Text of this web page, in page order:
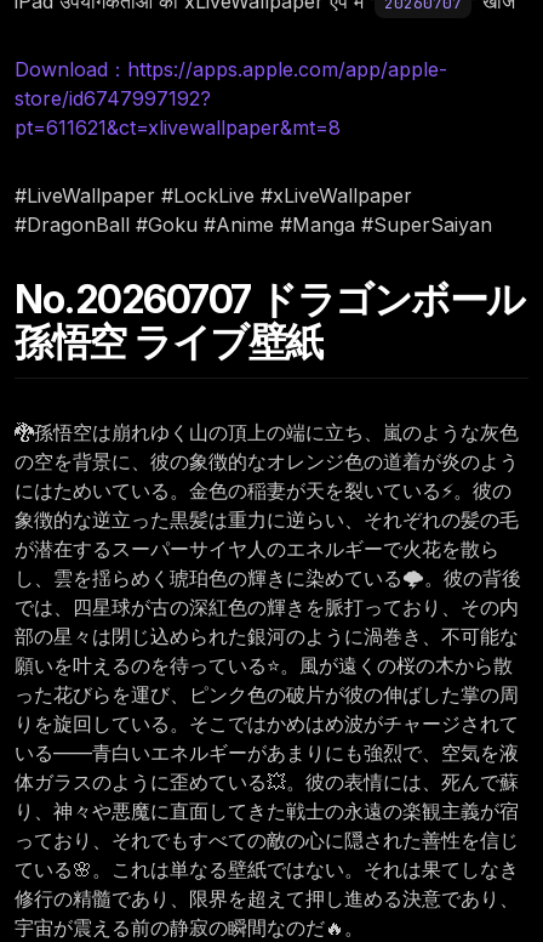
Download：https://apps.apple.com/app/apple-
store/id6747997192?
pt=611621&ct=xlivewallpaper&mt=8
#LiveWallpaper #LockLive #xLiveWallpaper
#DragonBall #Goku #Anime #Manga #SuperSaiyan
No.20260707 ドラゴンボール
孫悟空 ライブ壁紙
🐉孫悟空は崩れゆく山の頂上の端に立ち、嵐のような灰色
の空を背景に、彼の象徴的なオレンジ色の道着が炎のよう
にはためいている。金色の稲妻が天を裂いている⚡。彼の
象徴的な逆立った黒髪は重力に逆らい、それぞれの髪の毛
が潜在するスーパーサイヤ人のエネルギーで火花を散ら
し、雲を揺らめく琥珀色の輝きに染めている🌩️。彼の背後
では、四星球が古の深紅色の輝きを脈打っており、その内
部の星々は閉じ込められた銀河のように渦巻き、不可能な
願いを叶えるのを待っている⭐。風が遠くの桜の木から散
った花びらを運び、ピンク色の破片が彼の伸ばした掌の周
りを旋回している。そこではかめはめ波がチャージされて
いる——青白いエネルギーがあまりにも強烈で、空気を液
体ガラスのように歪めている💥。彼の表情には、死んで蘇
り、神々や悪魔に直面してきた戦士の永遠の楽観主義が宿
っており、それでもすべての敵の心に隠された善性を信じ
ている🌸。これは単なる壁紙ではない。それは果てしなき
修行の精髓であり、限界を超えて押し進める決意であり、
宇宙が震える前の静寂の瞬間なのだ🔥。